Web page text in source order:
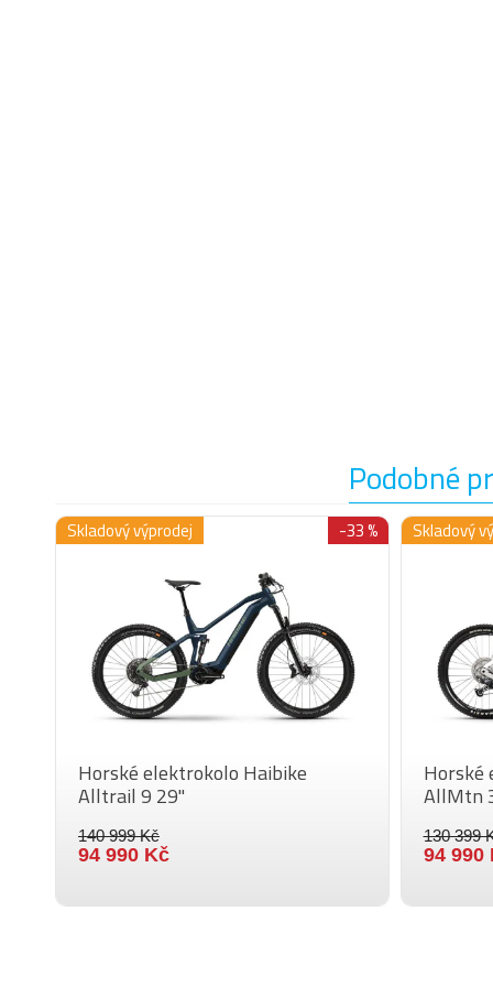
Podobné
Skladový výprodej -33 %
Horské elektrokolo Haibike
Alltrail 9 29"
140 999 Kč
94 990 Kč
Skladový
Horské
AllMtn
130 399
94 990